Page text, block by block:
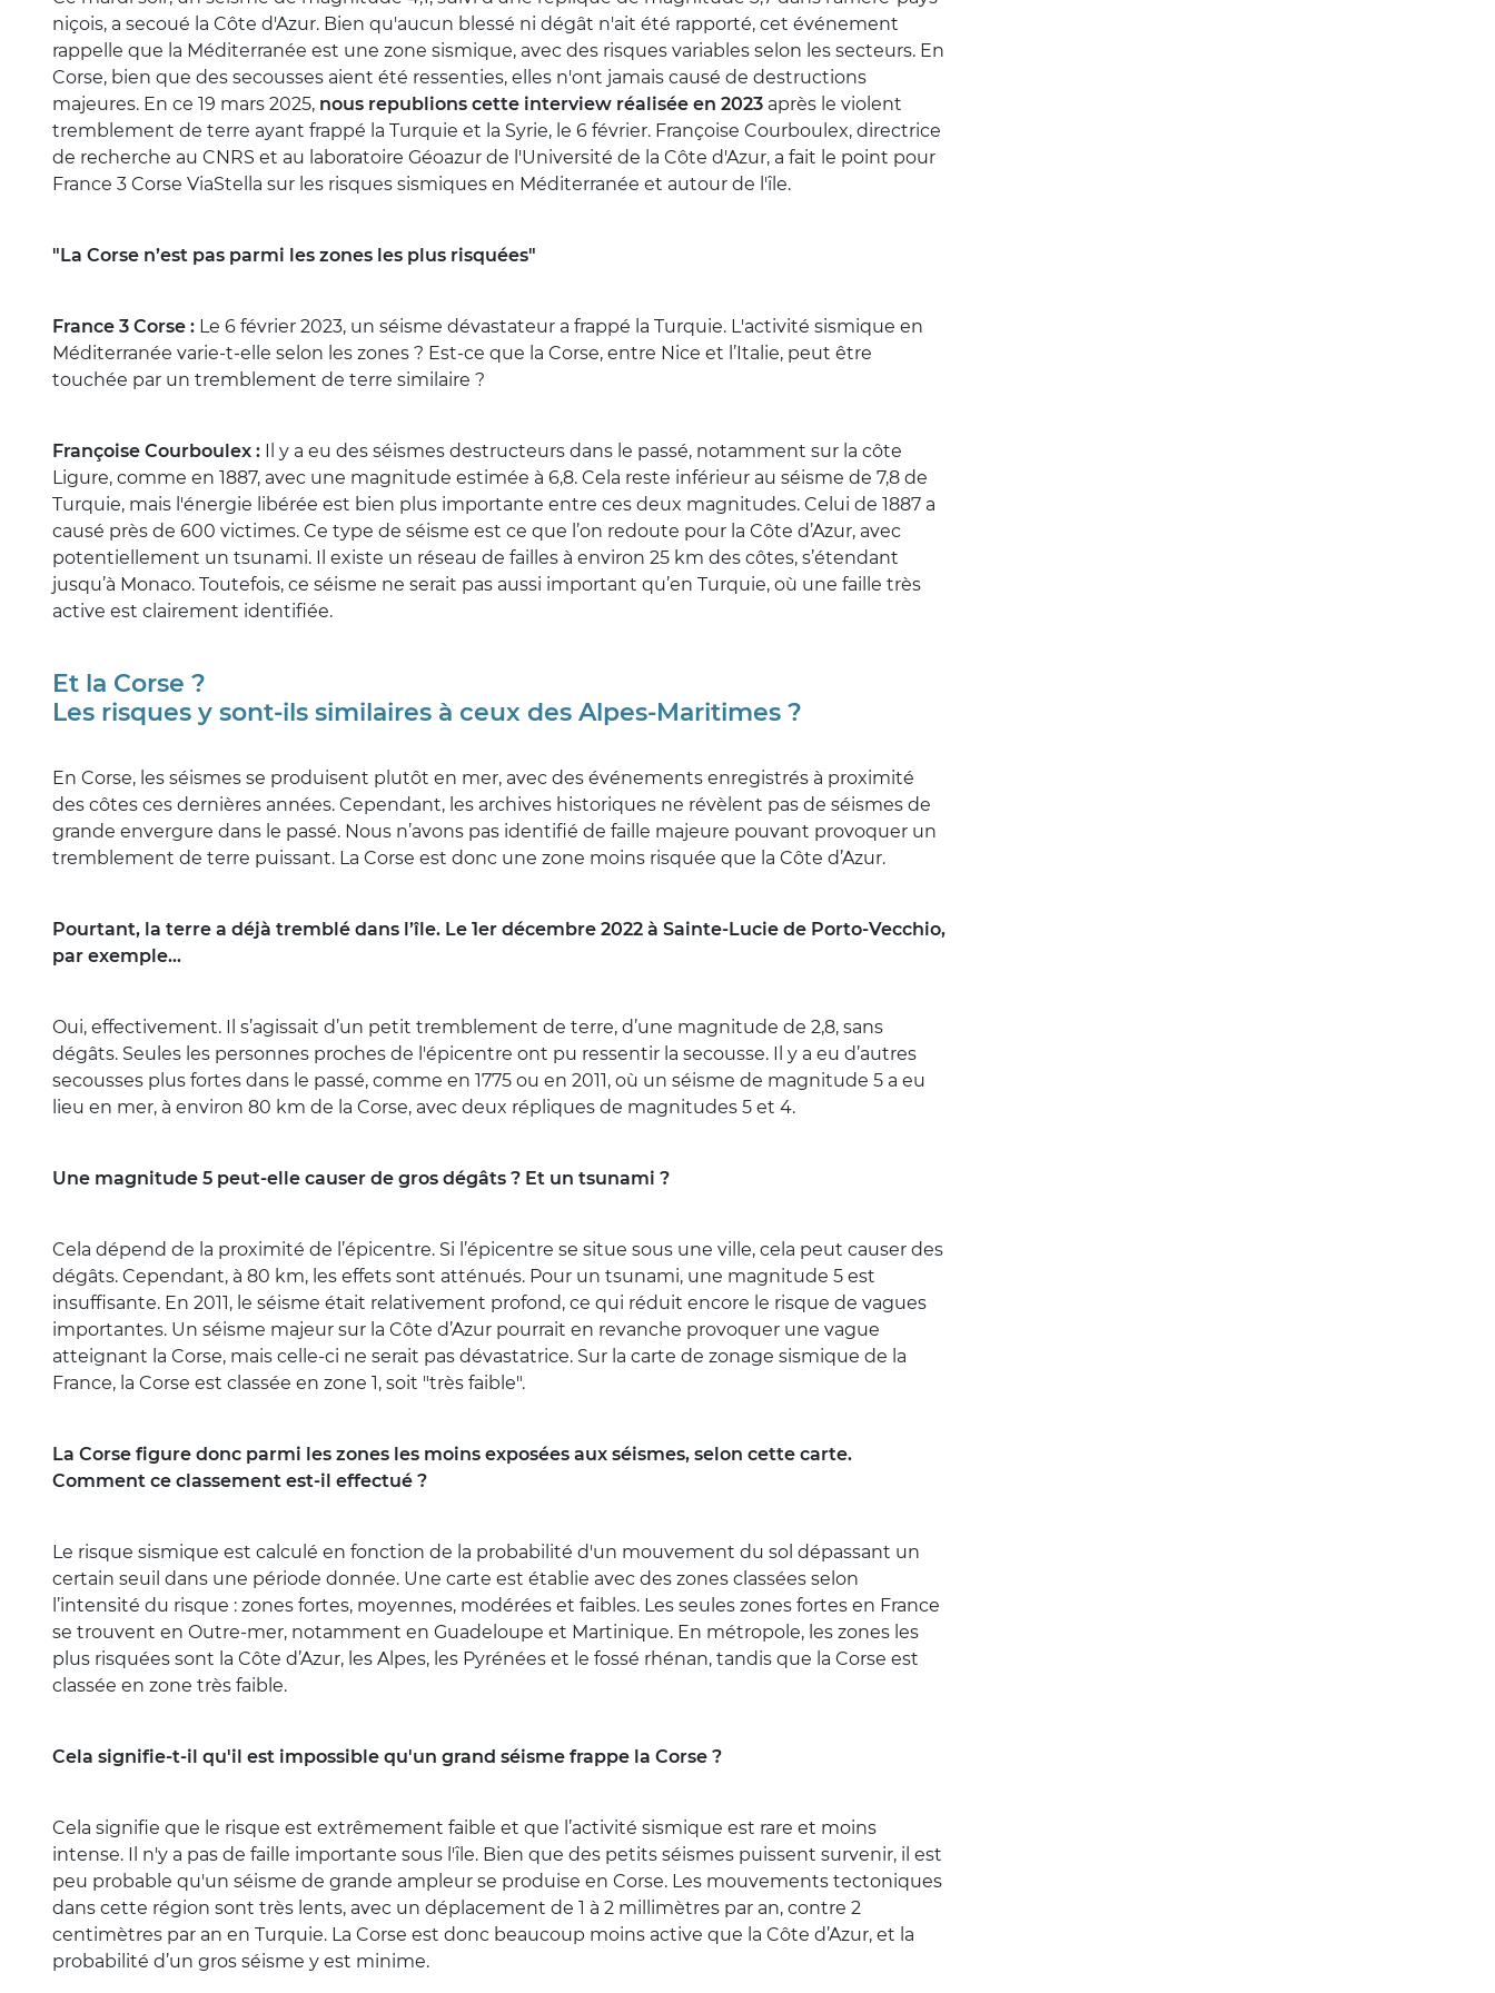
niçois, a secoué la Côte d'Azur. Bien qu'aucun blessé ni dégât n'ait été rapporté, cet événement
rappelle que la Méditerranée est une zone sismique, avec des risques variables selon les secteurs. En
Corse, bien que des secousses aient été ressenties, elles n'ont jamais causé de destructions
majeures. En ce 19 mars 2025, nous republions cette interview réalisée en 2023 après le violent
tremblement de terre ayant frappé la Turquie et la Syrie, le 6 février. Françoise Courboulex, directrice
de recherche au CNRS et au laboratoire Géoazur de l'Université de la Côte d'Azur, a fait le point pour
France 3 Corse ViaStella sur les risques sismiques en Méditerranée et autour de l'île.
"La Corse n’est pas parmi les zones les plus risquées"
France 3 Corse : Le 6 février 2023, un séisme dévastateur a frappé la Turquie. L'activité sismique en
Méditerranée varie-t-elle selon les zones ? Est-ce que la Corse, entre Nice et l’Italie, peut être
touchée par un tremblement de terre similaire ?
Françoise Courboulex : Il y a eu des séismes destructeurs dans le passé, notamment sur la côte
Ligure, comme en 1887, avec une magnitude estimée à 6,8. Cela reste inférieur au séisme de 7,8 de
Turquie, mais l'énergie libérée est bien plus importante entre ces deux magnitudes. Celui de 1887 a
causé près de 600 victimes. Ce type de séisme est ce que l’on redoute pour la Côte d’Azur, avec
potentiellement un tsunami. Il existe un réseau de failles à environ 25 km des côtes, s’étendant
jusqu’à Monaco. Toutefois, ce séisme ne serait pas aussi important qu’en Turquie, où une faille très
active est clairement identifiée.
Et la Corse ?
Les risques y sont-ils similaires à ceux des Alpes-Maritimes ?
En Corse, les séismes se produisent plutôt en mer, avec des événements enregistrés à proximité
des côtes ces dernières années. Cependant, les archives historiques ne révèlent pas de séismes de
grande envergure dans le passé. Nous n’avons pas identifié de faille majeure pouvant provoquer un
tremblement de terre puissant. La Corse est donc une zone moins risquée que la Côte d’Azur.
Pourtant, la terre a déjà tremblé dans l’île. Le 1er décembre 2022 à Sainte-Lucie de Porto-Vecchio,
par exemple…
Oui, effectivement. Il s’agissait d’un petit tremblement de terre, d’une magnitude de 2,8, sans
dégâts. Seules les personnes proches de l'épicentre ont pu ressentir la secousse. Il y a eu d’autres
secousses plus fortes dans le passé, comme en 1775 ou en 2011, où un séisme de magnitude 5 a eu
lieu en mer, à environ 80 km de la Corse, avec deux répliques de magnitudes 5 et 4.
Une magnitude 5 peut-elle causer de gros dégâts ? Et un tsunami ?
Cela dépend de la proximité de l’épicentre. Si l’épicentre se situe sous une ville, cela peut causer des
dégâts. Cependant, à 80 km, les effets sont atténués. Pour un tsunami, une magnitude 5 est
insuffisante. En 2011, le séisme était relativement profond, ce qui réduit encore le risque de vagues
importantes. Un séisme majeur sur la Côte d’Azur pourrait en revanche provoquer une vague
atteignant la Corse, mais celle-ci ne serait pas dévastatrice. Sur la carte de zonage sismique de la
France, la Corse est classée en zone 1, soit "très faible".
La Corse figure donc parmi les zones les moins exposées aux séismes, selon cette carte.
Comment ce classement est-il effectué ?
Le risque sismique est calculé en fonction de la probabilité d'un mouvement du sol dépassant un
certain seuil dans une période donnée. Une carte est établie avec des zones classées selon
l’intensité du risque : zones fortes, moyennes, modérées et faibles. Les seules zones fortes en France
se trouvent en Outre-mer, notamment en Guadeloupe et Martinique. En métropole, les zones les
plus risquées sont la Côte d’Azur, les Alpes, les Pyrénées et le fossé rhénan, tandis que la Corse est
classée en zone très faible.
Cela signifie-t-il qu'il est impossible qu'un grand séisme frappe la Corse ?
Cela signifie que le risque est extrêmement faible et que l’activité sismique est rare et moins
intense. Il n'y a pas de faille importante sous l'île. Bien que des petits séismes puissent survenir, il est
peu probable qu'un séisme de grande ampleur se produise en Corse. Les mouvements tectoniques
dans cette région sont très lents, avec un déplacement de 1 à 2 millimètres par an, contre 2
centimètres par an en Turquie. La Corse est donc beaucoup moins active que la Côte d’Azur, et la
probabilité d’un gros séisme y est minime.